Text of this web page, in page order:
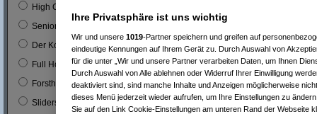
High Chaparal
Seniorenclub
Der Kopfgeldjäger (mit Steve McQueen)
Full House (mitn Joe Bologna) 0
Forsthaus Falkenau 0
Sliders 1 0 %
Ihre Privatsphäre ist uns wichtig
Wir und unsere 1019-Partner speichern und greifen auf
eindeutige Kennungen auf Ihrem Gerät zu. Durch Auswahl von
für die unter „Wir und unsere Partner verarbeiten Daten, um Ihnen
Durch Auswahl von Alle ablehnen oder Widerruf Ihrer Einwilligung
deaktiviert sind, sind manche Inhalte und Anzeigen möglicherweise
dieses Menü jederzeit wieder aufrufen, um Ihre Einstellungen zu
Sie auf den Link Cookie-Einstellungen am unteren Rand der Webseite